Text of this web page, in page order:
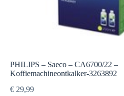
PHILIPS – Saeco – CA6700/22 –
Koffiemachineontkalker-3263892
€ 29,99